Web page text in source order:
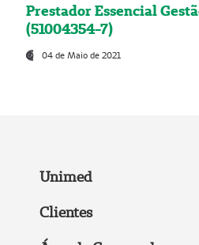
Prestador Essencial
(51004354-7)
04 de Maio de 2021
Unimed
Clientes